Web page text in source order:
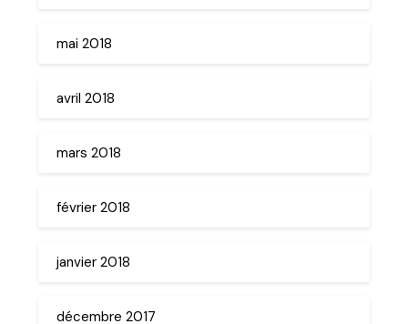
mai 2018
avril 2018
mars 2018
février 2018
janvier 2018
décembre 2017